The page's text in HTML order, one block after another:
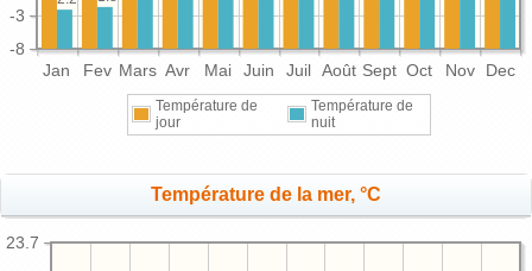
Jan Fev Mars Avr Mai Juin Juil Août Sept Oct Nov Dec
-8
-3
Température de
jour
Température de
nuit
Température de la mer, °C
23.7